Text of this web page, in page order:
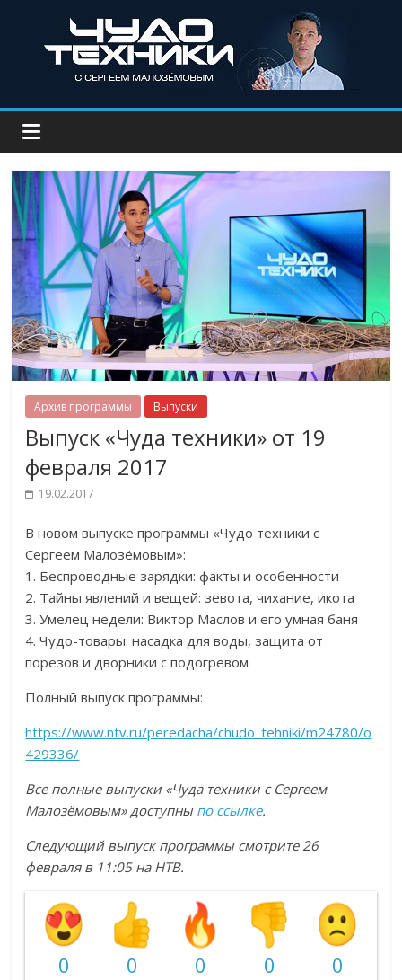
Архив программы Выпуски
Выпуск «Чуда техники» от 19
февраля 2017
19.02.2017
В новом выпуске программы «Чудо техники с
Сергеем Малозёмовым»:
1. Беспроводные зарядки: факты и особенности
2. Тайны явлений и вещей: зевота, чихание, икота
3. Умелец недели: Виктор Маслов и его умная баня
4. Чудо-товары: насадка для воды, защита от
порезов и дворники с подогревом
Полный выпуск программы:
https://www.ntv.ru/peredacha/chudo_tehniki/m24780/o
429336/
Все полные выпуски «Чуда техники с Сергеем
Малозёмовым» доступны по ссылке.
Следующий выпуск программы смотрите 26
февраля в 11:05 на НТВ.
0 0 0 0 0